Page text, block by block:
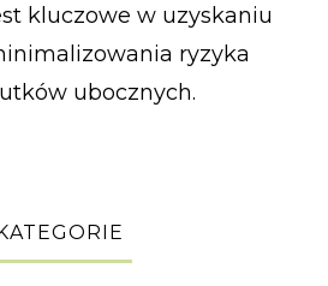
kluczowe w uzyskaniu
ryzyka
ubocznych.
KATEGORIE